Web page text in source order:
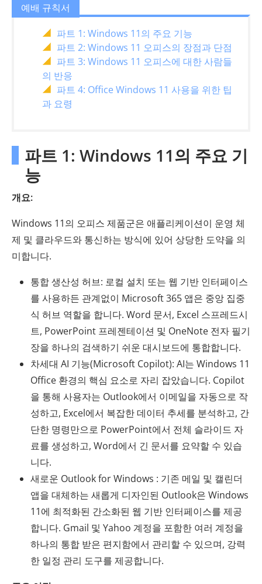
예배 규칙서
파트 1: Windows 11의 주요 기능
파트 2: Windows 11 오피스의 장점과 단점
파트 3: Windows 11 오피스에 대한 사람들
의 반응
파트 4: Office Windows 11 사용을 위한 팁
과 요령
파트 1: Windows 11의 주요 기
능
개요:
Windows 11의 오피스 제품군은 애플리케이션이 운영 체
제 및 클라우드와 통신하는 방식에 있어 상당한 도약을 의
미합니다.
통합 생산성 허브: 로컬 설치 또는 웹 기반 인터페이스
를 사용하든 관계없이 Microsoft 365 앱은 중앙 집중
식 허브 역할을 합니다. Word 문서, Excel 스프레드시
트, PowerPoint 프레젠테이션 및 OneNote 전자 필기
장을 하나의 검색하기 쉬운 대시보드에 통합합니다.
차세대 AI 기능(Microsoft Copilot): AI는 Windows 11
Office 환경의 핵심 요소로 자리 잡았습니다. Copilot
을 통해 사용자는 Outlook에서 이메일을 자동으로 작
성하고, Excel에서 복잡한 데이터 추세를 분석하고, 간
단한 명령만으로 PowerPoint에서 전체 슬라이드 자
료를 생성하고, Word에서 긴 문서를 요약할 수 있습
니다.
새로운 Outlook for Windows : 기존 메일 및 캘린더
앱을 대체하는 새롭게 디자인된 Outlook은 Windows
11에 최적화된 간소화된 웹 기반 인터페이스를 제공
합니다. Gmail 및 Yahoo 계정을 포함한 여러 계정을
하나의 통합 받은 편지함에서 관리할 수 있으며, 강력
한 일정 관리 도구를 제공합니다.